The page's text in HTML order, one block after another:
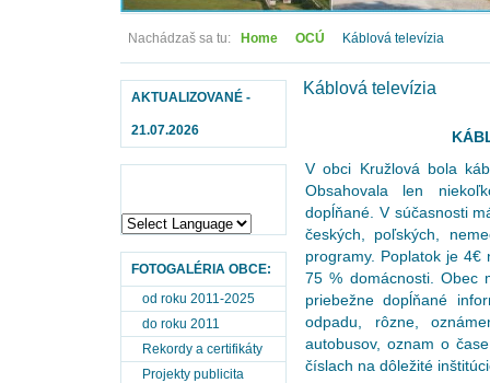
Nachádzaš sa tu: Home OCÚ Káblová televízia
AKTUALIZOVANÉ -
21.07.2026
FOTOGALÉRIA OBCE:
od roku 2011-2025
do roku 2011
Rekordy a certifikáty
Projekty publicita
Káblová televízia
V obci Kružlová bola
Obsahovala len
dopĺňané. V súčasnosti
českých, poľských,
programy. Poplatok je
75 % domácnosti. Obec
priebežne dopĺňané
odpadu, rôzne,
autobusov, oznam o
číslach na dôležité